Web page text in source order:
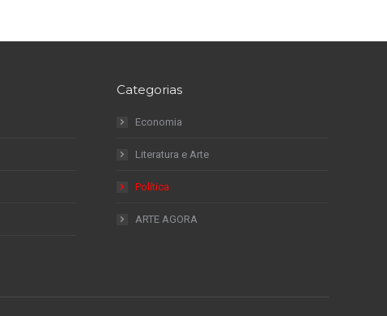
Categorias
Economia
Literatura e Arte
Política
ARTE AGORA